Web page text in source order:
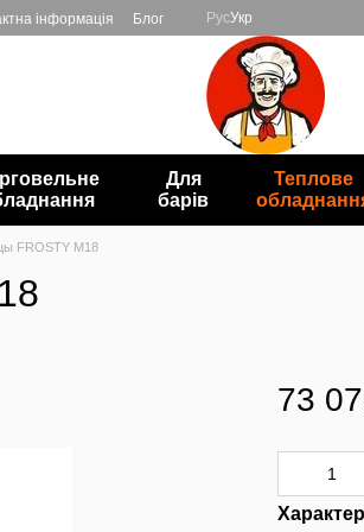
інформація Блог РусУкр
Для
барів
Теплове
FROSTY M18
73